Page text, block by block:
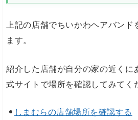
上記の店舗でちいかわヘアバンド
ます。
紹介した店舗が自分の家の近くに
式サイトで場所を確認してみてく
しまむらの店舗場所を確認する